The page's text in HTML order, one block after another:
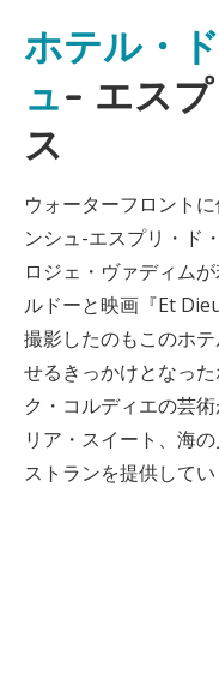
ホテル・
ュ– エス
ス
ウォーターフロント
ンシュ-エスプリ・ド
ロジェ・ヴァディム
ルドーと映画『Et
撮影したのもこのホ
せるきっかけとなっ
ク・コルディエの芸
リア・スイート、海
ストランを提供してい